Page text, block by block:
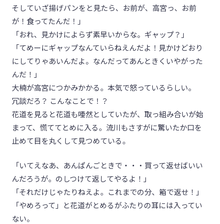
そしていざ揚げパンをと見たら、お前が、高宮っ、お前
が！食ってたんだ！」
「おれ、見かけによらず素早いからな。ギャップ？」
「てめーにギャップなんていらねえんだよ！見かけどおり
にしてりゃあいんだよ。なんだってあんときくいやがった
んだ！」
大楠が高宮につかみかかる。本気で怒っているらしい。
冗談だろ？ こんなことで！？
花道を見ると花道も唖然としていたが、取っ組み合いが始
まって、慌ててとめに入る。流川もさすがに驚いたか口を
止めて目を丸くして見つめている。
「いてえなあ、あんぱんごときで・・・買って返せばいい
んだろうが。のしつけて返してやるよ！」
「それだけじゃたりねえよ。これまでの分、箱で返せ！」
「やめろって」と花道がとめるがふたりの耳には入ってい
ない。